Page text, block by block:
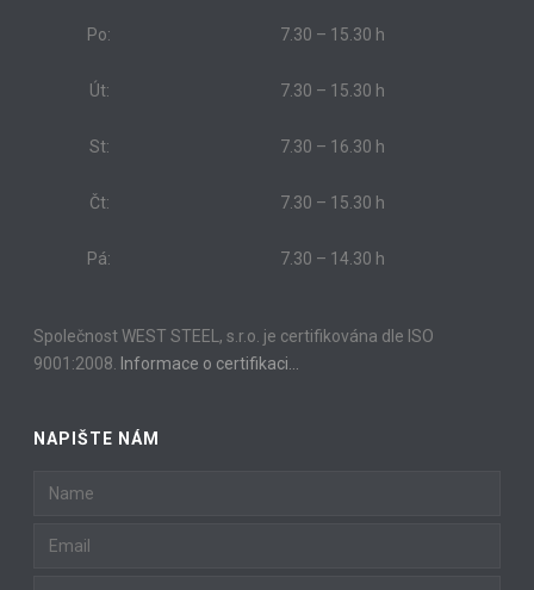
Po: 7.30 – 15.30 h
Út: 7.30 – 15.30 h
St: 7.30 – 16.30 h
Čt: 7.30 – 15.30 h
Pá: 7.30 – 14.30 h
Společnost WEST STEEL, s.r.o. je certifikována dle ISO
9001:2008. Informace o certifikaci…
NAPIŠTE NÁM